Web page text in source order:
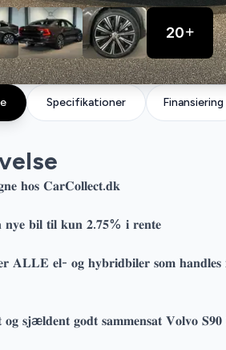
20
Specifikationer Finansiering
𝐡𝐨𝐬 𝐂𝐚𝐫𝐂𝐨𝐥𝐥𝐞𝐜𝐭.𝐝𝐤
𝐧𝐲𝐞 𝐛𝐢𝐥 𝐭𝐢𝐥 𝐤𝐮𝐧 𝟐.𝟕𝟓% 𝐢 𝐫𝐞𝐧𝐭𝐞
𝐀𝐋𝐋𝐄 𝐞𝐥- 𝐨𝐠 𝐡𝐲𝐛𝐫𝐢𝐝𝐛𝐢𝐥𝐞𝐫 𝐬𝐨𝐦
𝐬𝐣æ𝐥𝐝𝐞𝐧𝐭 𝐠𝐨𝐝𝐭 𝐬𝐚𝐦𝐦𝐞𝐧𝐬𝐚𝐭 𝐕𝐨𝐥𝐯𝐨 𝐒𝟗𝟎